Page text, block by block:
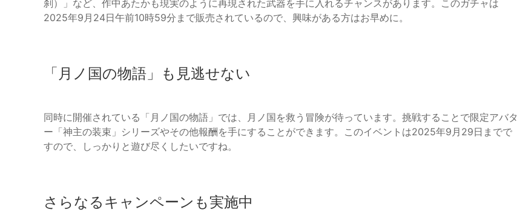
刹）」など、作中あたかも現実のように再現された武器を手に入れるチャンスがあります。このガチャは
2025年9月24日午前10時59分まで販売されているので、興味がある方はお早めに。
「月ノ国の物語」も見逃せない
同時に開催されている「月ノ国の物語」では、月ノ国を救う冒険が待っています。挑戦することで限定アバタ
ー「神主の装束」シリーズやその他報酬を手にすることができます。このイベントは2025年9月29日までで
すので、しっかりと遊び尽くしたいですね。
さらなるキャンペーンも実施中